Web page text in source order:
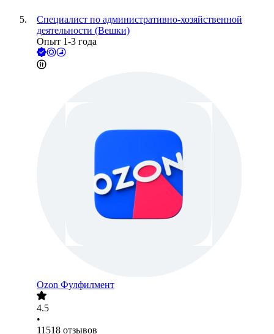
Специалист по административно-хозяйственной
деятельности (Вешки)
Опыт 1-3 года
Ozon Фулфилмент
4.5
•
11518 отзывов